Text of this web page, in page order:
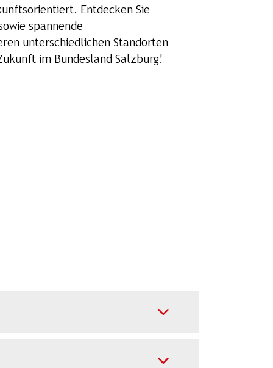
Entdecken Sie
spannende
unterschiedlichen Standorten
im Bundesland Salzburg!